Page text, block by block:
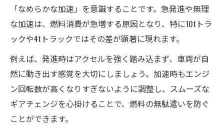
トラック燃費一覧で実燃費傾向を分析
用途別トラック燃費比較のポイント解説
燃費計算で分かる最適なトラック選び
4tトラック燃費を比較する際の注意点
トラック燃費が伸び悩む原因と解決策
トラック燃費が悪化する主な原因を解説
トラック燃費推移を改善する具体的対策
走行距離と積載量が燃費に及ぼす影響
「なめらかな加速」を意識することです。急発進や無理
な加速は、燃料消費が急増する原因となり、特に10tトラ
ックや4tトラックではその差が顕著に現れます。
例えば、発進時はアクセルを強く踏み込まず、車両が自
然に動き出す感覚を大切にしましょう。加速時もエンジ
ン回転数が高くなりすぎないように調整し、スムーズな
ギアチェンジを心掛けることで、燃料の無駄遣いを防ぐ
ことができます。